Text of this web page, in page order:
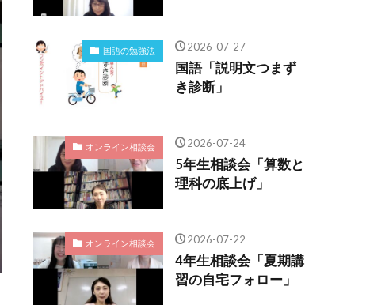
国語の勉強法 2026-07-27
国語「説明文つまず
き診断」
オンライン相談会 2026-07-24
5年生相談会「算数と
理科の底上げ」
オンライン相談会 2026-07-22
4年生相談会「夏期講
習の自宅フォロー」